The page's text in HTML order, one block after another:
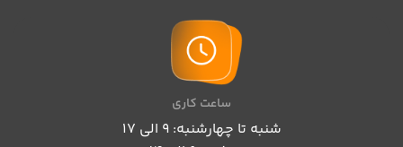
ساعت کاری
شنبه تا چهارشنبه: 9 الی 17